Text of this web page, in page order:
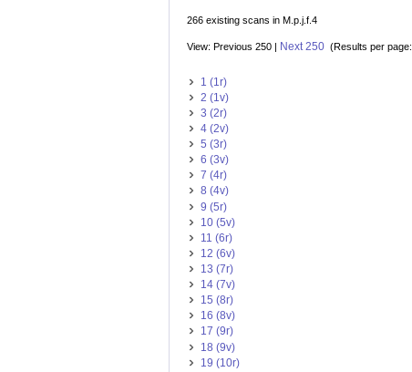
266 existing scans in M.p.j.f.4
View: Previous 250 | Next 250 (Results per page:
1 (1r)
2 (1v)
3 (2r)
4 (2v)
5 (3r)
6 (3v)
7 (4r)
8 (4v)
9 (5r)
10 (5v)
11 (6r)
12 (6v)
13 (7r)
14 (7v)
15 (8r)
16 (8v)
17 (9r)
18 (9v)
19 (10r)